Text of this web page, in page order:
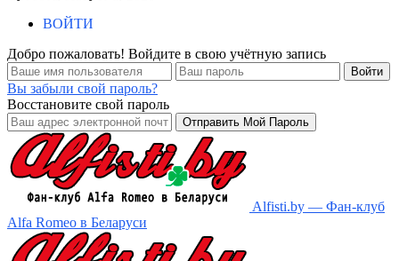
ВОЙТИ
Добро пожаловать! Войдите в свою учётную запись
Вы забыли свой пароль?
Восстановите свой пароль
Alfisti.by — Фан-клуб
Alfa Romeo в Беларуси